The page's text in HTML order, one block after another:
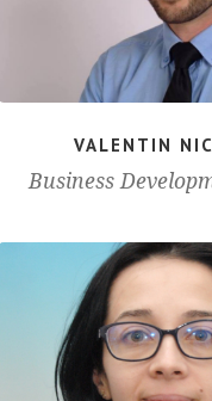
VALENTIN
Business